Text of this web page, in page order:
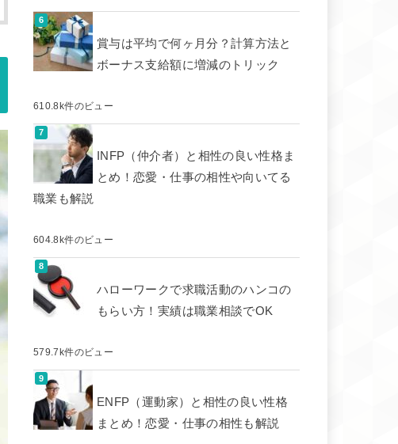
賞与は平均で何ヶ月分？計算方法と
ボーナス支給額に増減のトリック
610.8k件のビュー
INFP（仲介者）と相性の良い性格ま
とめ！恋愛・仕事の相性や向いてる
職業も解説
604.8k件のビュー
ハローワークで求職活動のハンコの
もらい方！実績は職業相談でOK
579.7k件のビュー
ENFP（運動家）と相性の良い性格
まとめ！恋愛・仕事の相性も解説